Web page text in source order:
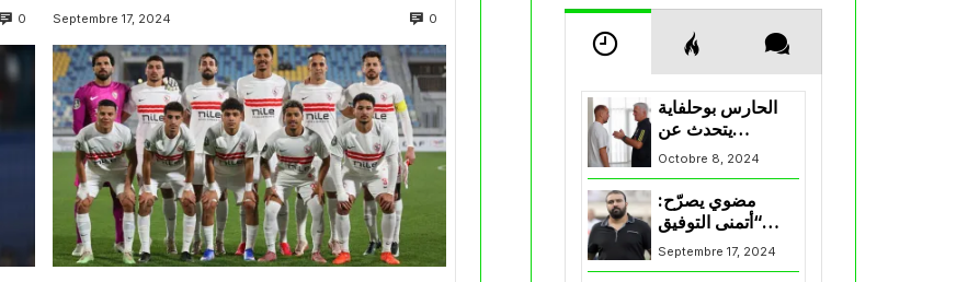
0 Septembre 17, 2024 0
الحارس بوحلفاية
يتحدث عن
طموحاته مع
المنتخب و شباب
قسنطينة
Octobre 8, 2024
مضوي يصرّح:
“أتمنى التوفيق
لممثلي الكرة
الجزائرية في
Septembre 17, 2024